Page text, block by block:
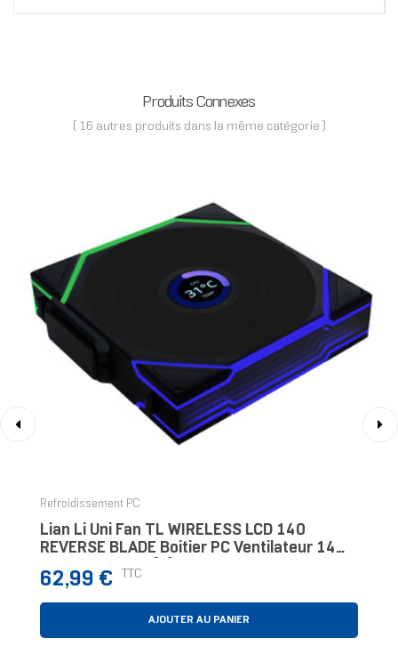
Produits Connexes
( 16 autres produits dans la même catégorie )
Refroidissement PC
Lian Li Uni Fan TL WIRELESS LCD 140
REVERSE BLADE Boitier PC Ventilateur 14
Cm Noir 1 Pièce(s)
Prix
62,99 € TTC
AJOUTER AU PANIER